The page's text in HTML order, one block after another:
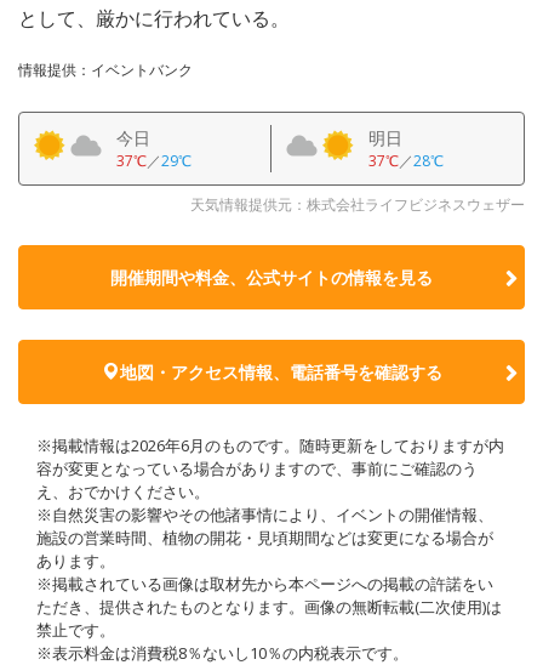
として、厳かに行われている。
情報提供：イベントバンク
今日
37℃／29℃
明日
37℃／28℃
天気情報提供元：株式会社ライフビジネスウェザー
開催期間や料金、公式サイトの情報を見る
地図・アクセス情報、電話番号を確認する
※掲載情報は2026年6月のものです。随時更新をしておりますが内
容が変更となっている場合がありますので、事前にご確認のう
え、おでかけください。
※自然災害の影響やその他諸事情により、イベントの開催情報、
施設の営業時間、植物の開花・見頃期間などは変更になる場合が
あります。
※掲載されている画像は取材先から本ページへの掲載の許諾をい
ただき、提供されたものとなります。画像の無断転載(二次使用)は
禁止です。
※表示料金は消費税8％ないし10％の内税表示です。